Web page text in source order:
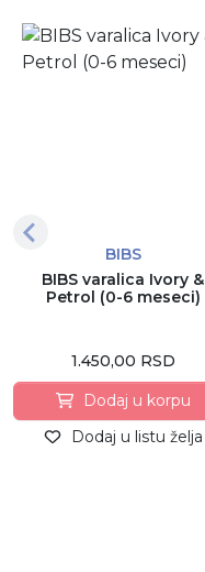
BIBS
BIBS varalica Ivory &
Petrol (0-6 meseci)
1.450,00 RSD
Dodaj u korpu
Dodaj u listu želja